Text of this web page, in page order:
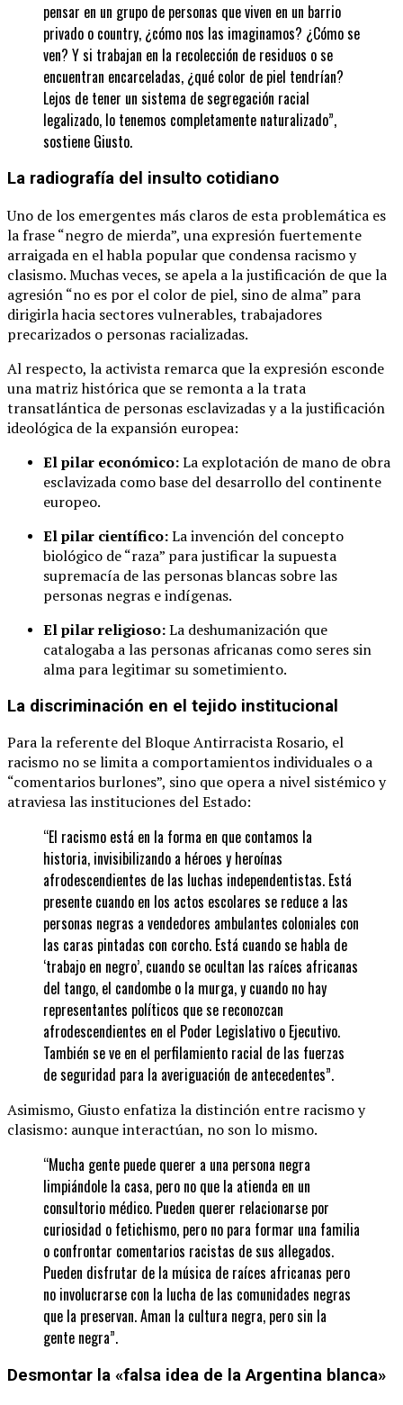
pensar en un grupo de personas que viven en un barrio
privado o country, ¿cómo nos las imaginamos? ¿Cómo se
ven? Y si trabajan en la recolección de residuos o se
encuentran encarceladas, ¿qué color de piel tendrían?
Lejos de tener un sistema de segregación racial
legalizado, lo tenemos completamente naturalizado”,
sostiene Giusto.
La radiografía del insulto cotidiano
Uno de los emergentes más claros de esta problemática es
la frase “negro de mierda”, una expresión fuertemente
arraigada en el habla popular que condensa racismo y
clasismo. Muchas veces, se apela a la justificación de que la
agresión “no es por el color de piel, sino de alma” para
dirigirla hacia sectores vulnerables, trabajadores
precarizados o personas racializadas.
Al respecto, la activista remarca que la expresión esconde
una matriz histórica que se remonta a la trata
transatlántica de personas esclavizadas y a la justificación
ideológica de la expansión europea:
El pilar económico:La explotación de mano de obra
esclavizada como base del desarrollo del continente
europeo.
El pilar científico:La invención del concepto
biológico de “raza” para justificar la supuesta
supremacía de las personas blancas sobre las
personas negras e indígenas.
El pilar religioso:La deshumanización que
catalogaba a las personas africanas como seres sin
alma para legitimar su sometimiento.
La discriminación en el tejido institucional
Para la referente del Bloque Antirracista Rosario, el
racismo no se limita a comportamientos individuales o a
“comentarios burlones”, sino que opera a nivel sistémico y
atraviesa las instituciones del Estado:
“El racismo está en la forma en que contamos la
historia, invisibilizando a héroes y heroínas
afrodescendientes de las luchas independentistas. Está
presente cuando en los actos escolares se reduce a las
personas negras a vendedores ambulantes coloniales con
las caras pintadas con corcho. Está cuando se habla de
‘trabajo en negro’, cuando se ocultan las raíces africanas
del tango, el candombe o la murga, y cuando no hay
representantes políticos que se reconozcan
afrodescendientes en el Poder Legislativo o Ejecutivo.
También se ve en el perfilamiento racial de las fuerzas
de seguridad para la averiguación de antecedentes”.
Asimismo, Giusto enfatiza la distinción entre racismo y
clasismo: aunque interactúan, no son lo mismo.
“Mucha gente puede querer a una persona negra
limpiándole la casa, pero no que la atienda en un
consultorio médico. Pueden querer relacionarse por
curiosidad o fetichismo, pero no para formar una familia
o confrontar comentarios racistas de sus allegados.
Pueden disfrutar de la música de raíces africanas pero
no involucrarse con la lucha de las comunidades negras
que la preservan. Aman la cultura negra, pero sin la
gente negra”.
Desmontar la «falsa idea de la Argentina blanca»